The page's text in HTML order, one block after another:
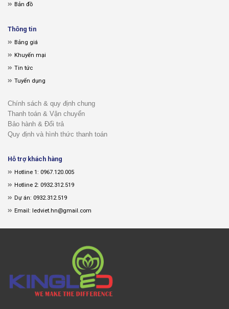
Bản đồ
Thông tin
Bảng giá
Khuyến mại
Tin tức
Tuyển dụng
Chính sách & quy định chung
Thanh toán & Vận chuyển
Bảo hành & Đổi trả
Quy định và hình thức thanh toán
Hỗ trợ khách hàng
Hotline 1: 0967.120.005
Hotline 2: 0932.312.519
Dự án: 0932.312.519
Email: ledviet.hn@gmail.com